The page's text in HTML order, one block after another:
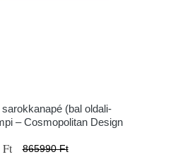
(bal oldali-
– Cosmopolitan Design
Ft 865990 Ft